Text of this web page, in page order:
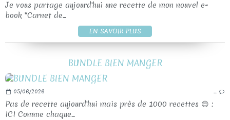
Je vous partage aujourd'hui une recette de mon nouvel e-
book "Carnet de...
EN SAVOIR PLUS
BUNDLE BIEN MANGER
05/06/2026 …
Pas de recette aujourd'hui mais près de 1000 recettes 😊 :
ICI Comme chaque...